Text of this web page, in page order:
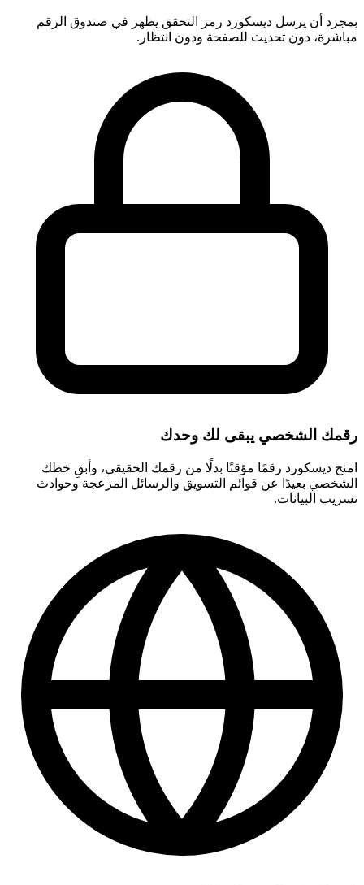
بمجرد أن يرسل ديسكورد رمز التحقق يظهر في صندوق الرقم
مباشرة، دون تحديث للصفحة ودون انتظار.
رقمك الشخصي يبقى لك وحدك
امنح ديسكورد رقمًا مؤقتًا بدلًا من رقمك الحقيقي، وأبقِ خطك
الشخصي بعيدًا عن قوائم التسويق والرسائل المزعجة وحوادث
تسريب البيانات.